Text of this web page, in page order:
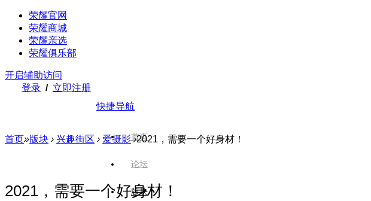
荣耀官网
荣耀商城
荣耀亲选
荣耀俱乐部
开启辅助访问
登录 / 立即注册
快捷导航
首页
论坛
版块
首页»版块 › 兴趣街区 › 爱摄影 ›2021，需要一个好身材！
2021，需要一个好身材！